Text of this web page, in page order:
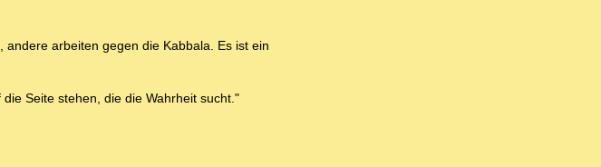
arbeiten gegen die Kabbala. Es ist ein
Seite stehen, die die Wahrheit sucht."